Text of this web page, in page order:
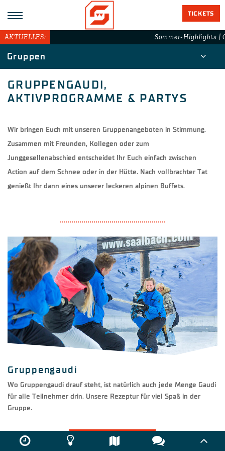
TICKETS
Gruppen
GRUPPENGAUDI,
AKTIVPROGRAMME & PARTYS
Wir bringen Euch mit unseren Gruppenangeboten in Stimmung.
Zusammen mit Freunden, Kollegen oder zum
Junggesellenabschied entscheidet Ihr Euch einfach zwischen
Action auf dem Schnee oder in der Hütte. Nach vollbrachter Tat
genießt Ihr dann eines unserer leckeren alpinen Buffets.
Gruppengaudi
Wo Gruppengaudi drauf steht, ist natürlich auch jede Menge Gaudi
für alle Teilnehmer drin. Unsere Rezeptur für viel Spaß in der
Gruppe.
MEHR ERFAHREN
AKTUELLES: Sommer-Highlights |